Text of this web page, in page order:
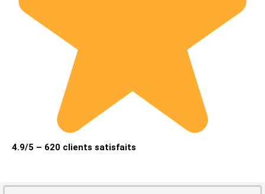
4.9/5 – 620 clients satisfaits